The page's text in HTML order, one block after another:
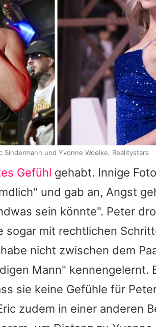
Gefühl gehabt. Innige
und gab an, Angst
sein könnte". Peter
sogar mit rechtlichen
nicht zwischen dem
Mann" kennengelernt.
sie keine Gefühle für
zudem in einer anderen
Sindermann und Yvonne Woelke, Realitystars